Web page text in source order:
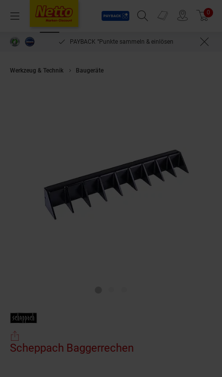
Menü
Payback
Suchfeld einblenden
Prospekte 0
PAYBACK °Punkte sammeln & einlösen
Werkzeug & Technik Baugeräte
Scheppach Baggerrechen